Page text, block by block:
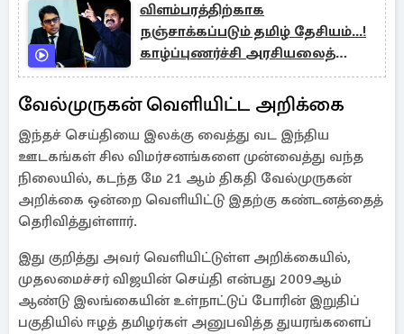
விளம்பரத்திற்காக
நஞ்சாக்கப்படும் தமிழ் தேசியம்...!
காழ்ப்புணர்ச்சி அரசியலைத்
தோலுரிக்கும் கருணாநிதி
வேல்முருகன் வெளியிட்ட அறிக்கை
இந்தச் செய்தியை இலக்கு வைத்து வட இந்திய
ஊடகங்கள் சில விமர்சனங்களை முன்வைத்து வந்த
நிலையில், கடந்த மே 21 ஆம் திகதி வேல்முருகன்
அறிக்கை ஒன்றை வெளியிட்டு இதற்கு கண்டனத்தைத்
தெரிவித்துள்ளார்.
இது குறித்து அவர் வெளியிட்டுள்ள அறிக்கையில்,
முதலமைச்சர் விஜயின் செய்தி என்பது 2009ஆம்
ஆண்டு இலங்கையின் உள்நாட்டுப் போரின் இறுதிப்
பகுதியில் ஈழத் தமிழர்கள் அனுபவித்த துயரங்களைப்